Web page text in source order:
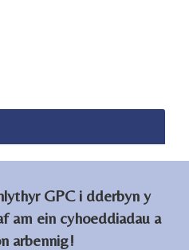
GPC i dderbyn y
am ein cyhoeddiadau a
arbennig!